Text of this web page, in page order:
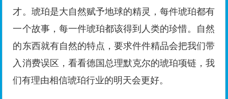
才。琥珀是大自然赋予地球的精灵，每件琥珀都有
一个故事，每一件琥珀都该得到人类的珍惜。自然
的东西就有自然的特点，要求件件精品会把我们带
入消费误区，看看德国总理默克尔的琥珀项链，我
们有理由相信琥珀行业的明天会更好。